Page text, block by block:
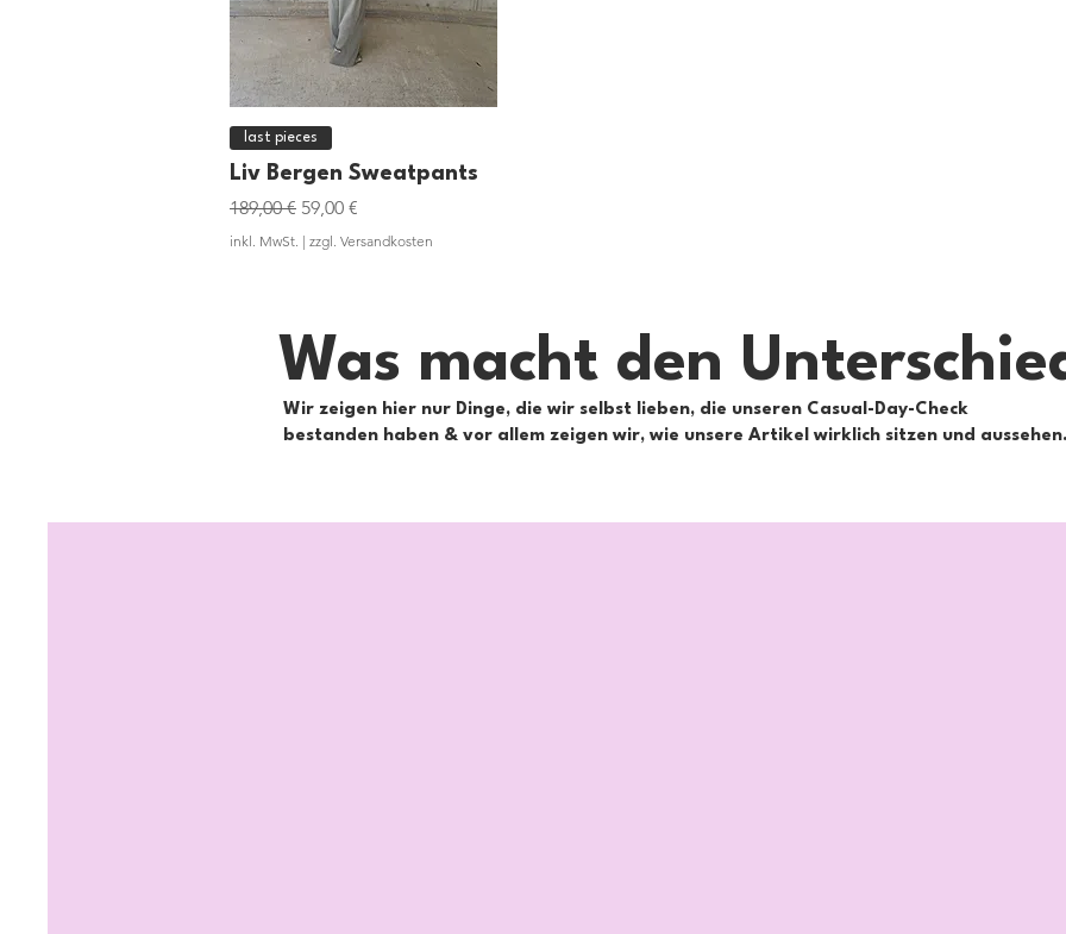
Schnellansicht
last pieces
Liv Bergen Sweatpants
Standardpreis
189,00 € Sale-Preis
59,00 €
inkl. MwSt. | zzgl. Versandkosten
Was macht den
Wir zeigen hier nur Dinge, die wir selbst lieben, die unseren Casual-Day-Check
bestanden haben & vor allem zeigen wir, wie unsere Artikel wirklich sitzen und aussehen.